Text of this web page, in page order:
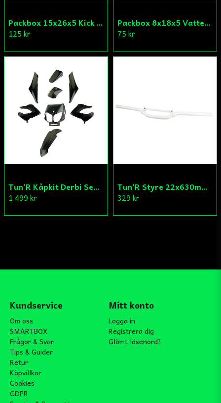
Packbox 15x26x5 Kick Aprilia/Derbi/Gilera (original)
125 kr
Packbox 8x18x5 Vattenpump Aprilia/Derbi/Gilera (original)
75 kr
Tun'R Kåpkit Derbi Senda
1 499 kr
Tun'R Styre 22x630mm Vit
329 kr
Kundservice
Om oss
SMARTBOX
Frågor & Svar
Tips & Guider
Retur
Köpvillkor
Cookies
GDPR
Mitt konto
Logga in
Registrera dig
Glömt lösenord?